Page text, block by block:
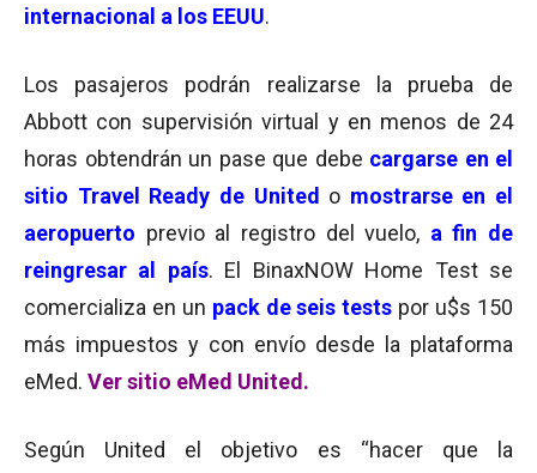
internacional a los EEUU.
Los pasajeros podrán realizarse la prueba de
Abbott con supervisión virtual y en menos de 24
horas obtendrán un pase que debe cargarse en el
sitio Travel Ready de United o mostrarse en el
aeropuerto previo al registro del vuelo, a fin de
reingresar al país. El BinaxNOW Home Test se
comercializa en un pack de seis tests por u$s 150
más impuestos y con envío desde la plataforma
eMed. Ver sitio eMed United.
Según United el objetivo es “hacer que la